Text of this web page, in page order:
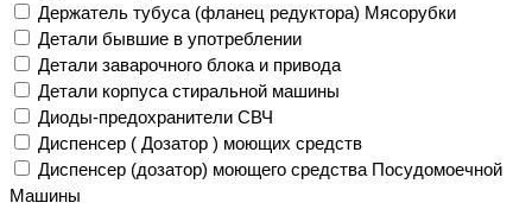
Держатель тубуса (фланец редуктора) Мясорубки
Детали бывшие в употреблении
Детали заварочного блока и привода
Детали корпуса стиральной машины
Диоды-предохранители СВЧ
Диспенсер ( Дозатор ) моющих средств
Диспенсер (дозатор) моющего средства Посудомоечной
Машины